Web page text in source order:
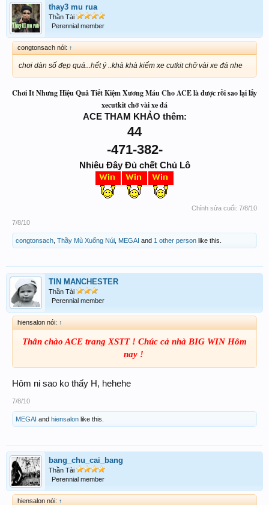
thay3 mu rua
Thần Tài
Perennial member
congtonsach nói: ↑
chơi dàn số đẹp quá...hết ý ..khà khà kiếm xe cutkit chỡ vài xe đá nhe
Chơi It Nhưng Hiệu Quả Tiết Kiệm Xương Máu Cho ACE là được rồi sao lại lấy
xecutkit chỡ vài xe đá
ACE THAM KHẢO thêm:
44
-471-382-
Nhiêu Đây Đủ chết Chủ Lô
Chỉnh sửa cuối: 7/8/10
7/8/10
congtonsach Thầy Mù Xuống Núi MEGAI and 1 other person like this.
TIN MANCHESTER
Thần Tài
Perennial member
hiensalon nói: ↑
Thân chào ACE trang XSTT ! Chúc cả nhà BIG WIN Hôm
nay !
Hôm ni sao ko thấy H, hehehe
7/8/10
MEGAI and hiensalon like this.
bang_chu_cai_bang
Thần Tài
Perennial member
hiensalon nói: ↑